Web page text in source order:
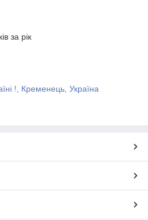
за рік
!, Кременець, Україна